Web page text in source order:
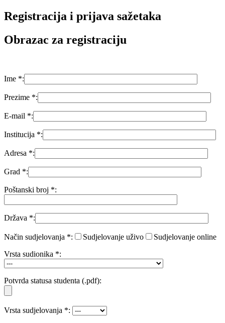
Registracija i prijava sažetaka
Obrazac za registraciju
Ime *:
Prezime *:
E-mail *:
Institucija *:
Adresa *:
Grad *:
Poštanski broj *:
Država *:
Način sudjelovanja *: Sudjelovanje uživo
Sudjelovanje online
Vrsta sudionika *:
Potvrda statusa studenta (.pdf):
Vrsta sudjelovanja *: